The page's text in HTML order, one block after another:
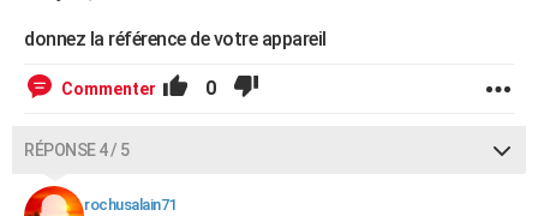
donnez la référence de votre appareil
Commenter 0
RÉPONSE 4 / 5
rochusalain71